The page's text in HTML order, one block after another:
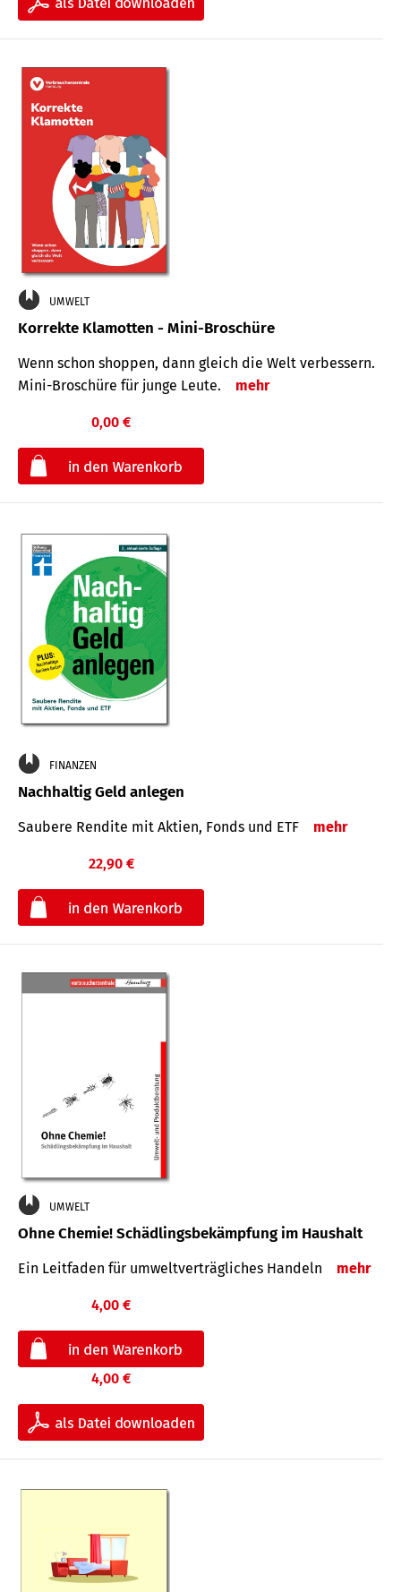
UMWELT
Korrekte Klamotten - Mini-Broschüre
Wenn schon shoppen, dann gleich die Welt verbessern.
Mini-Broschüre für junge Leute.
mehr
0,00 €
FINANZEN
Nachhaltig Geld anlegen
Saubere Rendite mit Aktien, Fonds und ETF mehr
22,90 €
UMWELT
Ohne Chemie! Schädlingsbekämpfung im Haushalt
Ein Leitfaden für um­welt­ver­träg­liches Han­deln mehr
4,00 €
4,00 €